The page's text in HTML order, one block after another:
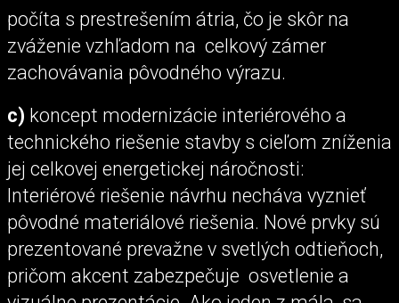
počíta s prestrešením átria, čo je skôr na
zváženie vzhľadom na celkový zámer
zachovávania pôvodného výrazu.
c) koncept modernizácie interiérového a
technického riešenie stavby s cieľom zníženia
jej celkovej energetickej náročnosti:
Interiérové riešenie návrhu necháva vyznieť
pôvodné materiálové riešenia. Nové prvky sú
prezentované prevažne v svetlých odtieňoch,
pričom akcent zabezpečuje osvetlenie a